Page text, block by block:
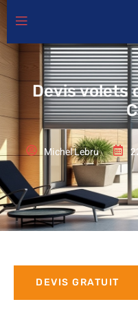
Devis volets
Michel Lebru
DEVIS GRATUIT